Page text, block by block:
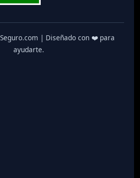
| Diseñado con ❤️ para
ayudarte.